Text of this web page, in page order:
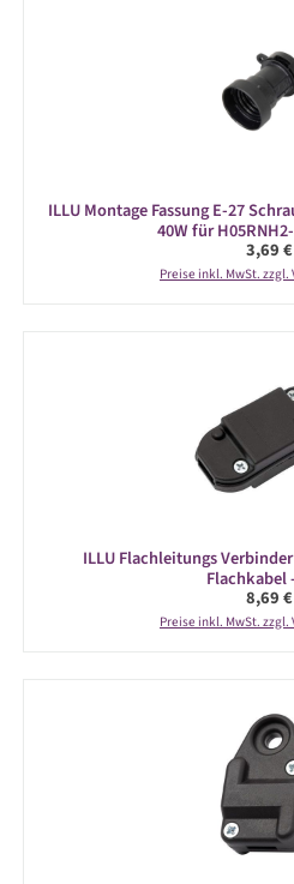
ILLU Montage Fassung E-27
40W für
3,69 €
Preise inkl. MwSt.
ILLU Flachleitungs
Flachkabel
8,69 €
Preise inkl. MwSt.